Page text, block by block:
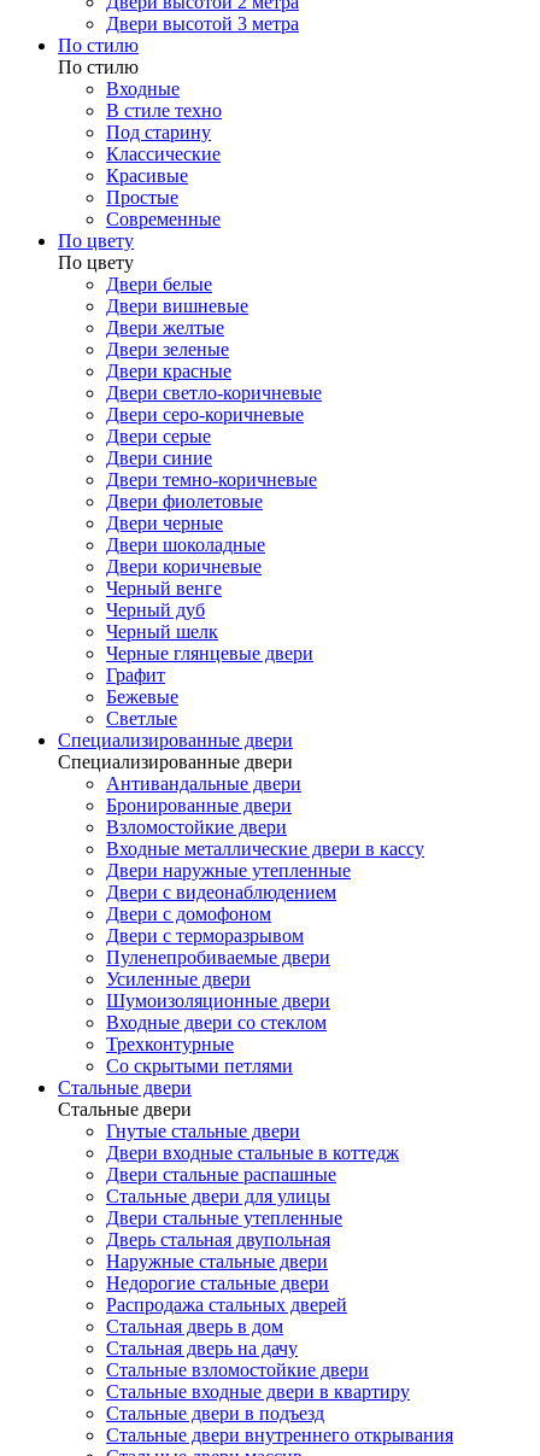
Двери высотой 3 метра
По стилю
По стилю
Входные
В стиле техно
Под старину
Классические
Красивые
Простые
Современные
По цвету
По цвету
Двери белые
Двери вишневые
Двери желтые
Двери зеленые
Двери красные
Двери светло-коричневые
Двери серо-коричневые
Двери серые
Двери синие
Двери темно-коричневые
Двери фиолетовые
Двери черные
Двери шоколадные
Двери коричневые
Черный венге
Черный дуб
Черный шелк
Черные глянцевые двери
Графит
Бежевые
Светлые
Специализированные двери
Специализированные двери
Антивандальные двери
Бронированные двери
Взломостойкие двери
Входные металлические двери в кассу
Двери наружные утепленные
Двери с видеонаблюдением
Двери с домофоном
Двери с терморазрывом
Пуленепробиваемые двери
Усиленные двери
Шумоизоляционные двери
Входные двери со стеклом
Трехконтурные
Со скрытыми петлями
Стальные двери
Стальные двери
Гнутые стальные двери
Двери входные стальные в коттедж
Двери стальные распашные
Стальные двери для улицы
Двери стальные утепленные
Дверь стальная двупольная
Наружные стальные двери
Недорогие стальные двери
Распродажа стальных дверей
Стальная дверь в дом
Стальная дверь на дачу
Стальные взломостойкие двери
Стальные входные двери в квартиру
Стальные двери в подъезд
Стальные двери внутреннего открывания